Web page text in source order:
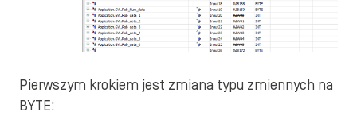
Pierwszym krokiem jest zmiana typu zmiennych na
BYTE: